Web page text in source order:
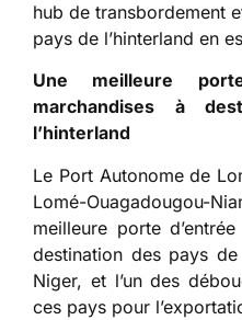
hub de transbordement
pays de l’hinterland en
Une meilleure
marchandises à
l’hinterland
Le Port Autonome de
Lomé-Ouagadougou-
meilleure porte
destination des pays de
Niger, et l’un des
ces pays pour